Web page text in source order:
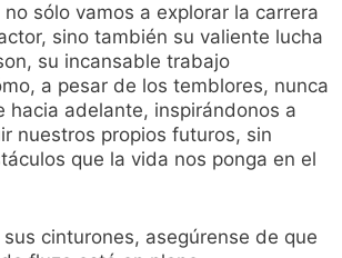
sólo vamos a explorar la carrera
sino también su valiente lucha
su incansable trabajo
a pesar de los temblores, nunca
hacia adelante, inspirándonos a
nuestros propios futuros, sin
que la vida nos ponga en el
cinturones, asegúrense de que